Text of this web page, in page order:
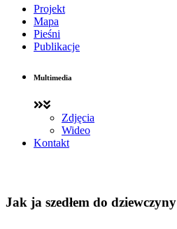
Projekt
Mapa
Pieśni
Publikacje
Multimedia
Zdjęcia
Wideo
Kontakt
Jak ja szedłem do dziewczyny